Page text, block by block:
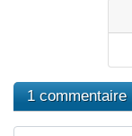
1 commentaire